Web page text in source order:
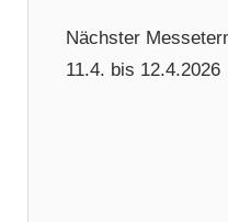
Nächster
11.4. bis 12.4.2026